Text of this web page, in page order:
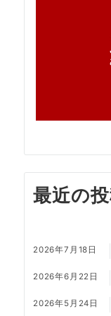
最近の
2026年7月18日
2026年6月22日
2026年5月24日